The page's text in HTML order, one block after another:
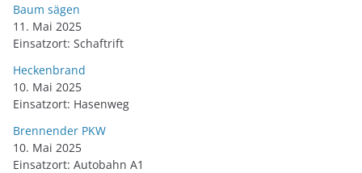
Baum sägen
11. Mai 2025
Einsatzort: Schaftrift
Heckenbrand
10. Mai 2025
Einsatzort: Hasenweg
Brennender PKW
10. Mai 2025
Einsatzort: Autobahn A1